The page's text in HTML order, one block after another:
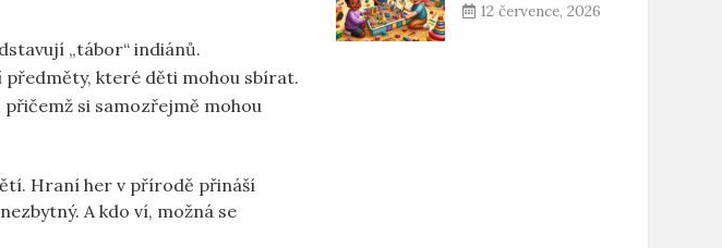
„tábor“ indiánů.
které děti mohou sbírat.
si samozřejmě mohou
Hraní her v přírodě přináší
A kdo ví, možná se
12 července, 2026